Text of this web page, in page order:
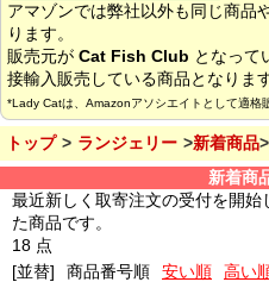
アマゾンでは弊社以外も同じ商品
ります。
販売元が Cat Fish Club となって
接輸入販売している商品となります
*Lady Catは、Amazonアソシエイトとして適格
トップ ランジェリー 新着商品
新着商
最近新しく取寄注文の受付を開
た商品です。
18 点
[並替]
商品番号順 安い順 高い